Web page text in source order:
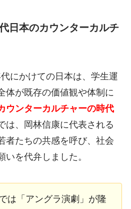
日本のカウンターカルチ
にかけての日本は、学生運
体が既存の価値観や体制に
ウンターカルチャーの時代
は、岡林信康に代表される
者たちの共感を呼び、社会
を代弁しました。
は「アングラ演劇」が隆